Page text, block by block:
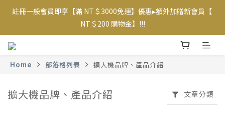
【專屬VIP折扣】已上線~ 請至【帳戶】查看相應優惠及等級
註冊一般會員即享【滿 NT＄3000免運】優惠▸額外加贈新會員【
NT＄200 購物金】!!!
【專屬VIP折扣】已上線~ 請至【帳戶】查看相應優惠及等級
Home 部落格列表 擴大機品牌、產品介紹
擴大機品牌、產品介紹 文章分類